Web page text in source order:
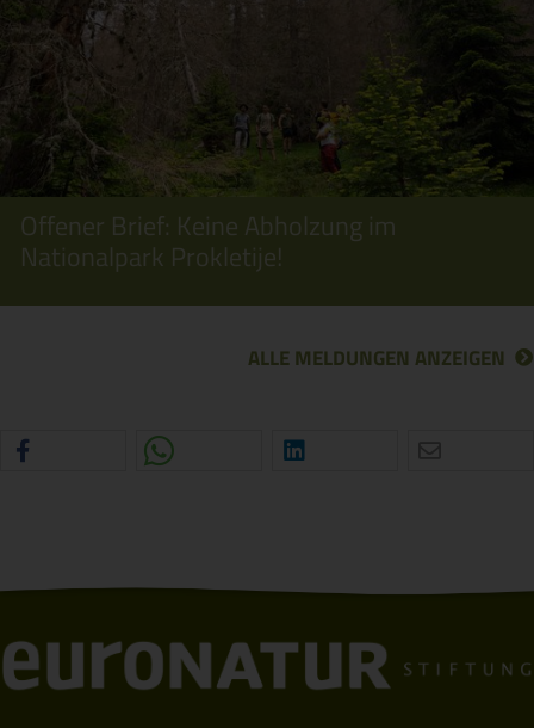
Offener Brief: Keine Abholzung im
Nationalpark Prokletije!
ALLE MELDUNGEN ANZEIGEN